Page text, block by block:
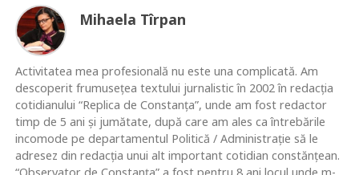
Mihaela Tîrpan
Activitatea mea profesională nu este una complicată. Am
descoperit frumusețea textului jurnalistic în 2002 în redacția
cotidianului “Replica de Constanța”, unde am fost redactor
timp de 5 ani și jumătate, după care am ales ca întrebările
incomode pe departamentul Politică / Administrație să le
adresez din redacția unui alt important cotidian constănțean.